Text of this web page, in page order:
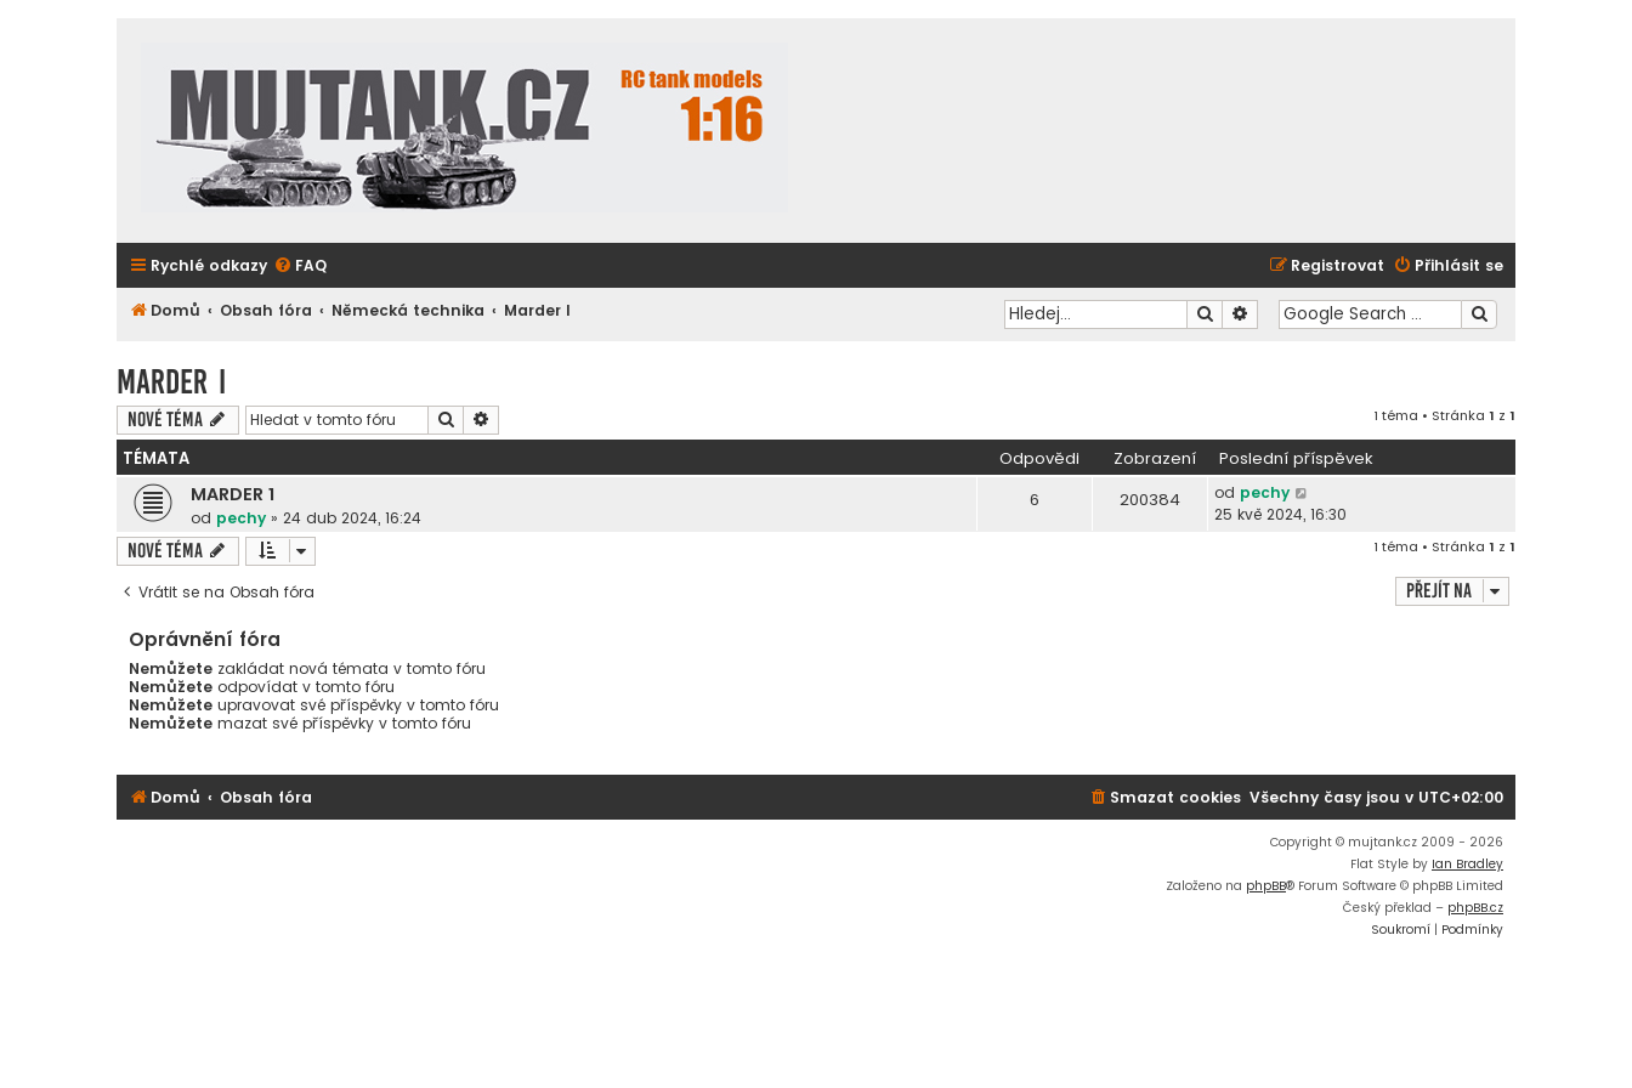
Rychlé odkazy FAQ Přihlásit se
Registrovat
Domů Obsah fóra Německá technika Marder I Hledat Pokročilé hledání
Marder I
Nové téma Hledat 1 téma • Stránka 1 z 1
TÉMATA Odpovědi Zobrazení Poslední příspěvek
MARDER 1
od pechy » 24 dub 2024, 16:24
6 200384 od pechy
25 kvě 2024, 16:30
Nové téma 1 téma • Stránka 1 z 1
Vrátit se na Obsah fóra Přejít na
Oprávnění fóra
Nemůžete zakládat nová témata v tomto fóru
Nemůžete odpovídat v tomto fóru
Nemůžete upravovat své příspěvky v tomto fóru
Nemůžete mazat své příspěvky v tomto fóru
Domů Obsah fóra Všechny časy jsou v UTC+02:00
Smazat cookies
Copyright © mujtank.cz 2009 - 2026
Flat Style by Ian Bradley
Založeno na phpBB® Forum Software © phpBB Limited
Český překlad – phpBB.cz
Soukromí | Podmínky